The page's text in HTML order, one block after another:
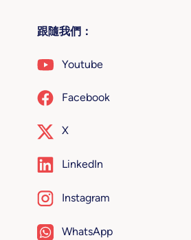
跟隨我們：
Youtube
Facebook
X
LinkedIn
Instagram
WhatsApp